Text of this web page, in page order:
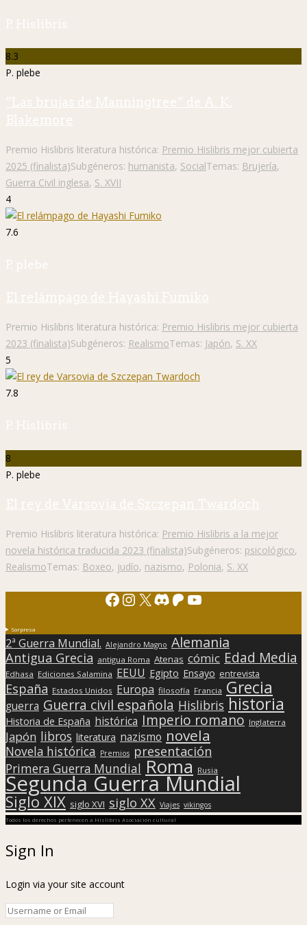
P. Hislibris
8.3
P. plebe
“Las brujas de Manningtree” de A. K.
Blakemore
Premio Hislibris literatura histórica: Premio Hislibris mejor cubierta
2025 (finalista)Subgéneros: humanista, SocialTemas: Brujería,
Guerra Civil inglesa, S. XVII
4
7.6
P. plebe
El relámpago de Hayashi Fumiko
Premio Hislibris literatura histórica: Premio Hislibris mejor cubierta
2023 (finalista)Subgéneros: RealismoTemas: Japón, S. XX
5
7.8
P. Hislibris
8
P. plebe
El rey de Varsovia de Szczepan Twardoch
Premio Hislibris literatura histórica: Premio Hislibris a la mejor
novela histórica traducida 2023 (finalista)Subgéneros: psicológico,
RealismoTemas: Boxeo, judío, nazismo, Polonia, S. XX
Facebook
Instagram
X Discord
Patreon
YouTube
Sorpresa
2ª Guerra Mundial. Alejandro Magno Alemania
Antigua Grecia antigua Roma Atenas cómic Edad Media
Edhasa Ediciones Salamina EEUU Egipto Ensayo entrevista
España Estados Unidos Europa filosofía Francia Grecia
guerra Guerra civil española Hislibris historia
Historia de España histórica Imperio romano Inglaterra
Japón libros literatura nazismo novela
Novela histórica Premios presentación
Primera Guerra Mundial Roma Rusia
Segunda Guerra Mundial
Siglo XIX siglo XVI siglo XX Viajes vikingos
Todos los derechos pertenecen a Hislibris Asociación cultural
Sign In
Login via your site account